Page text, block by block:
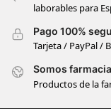
laborables para
Pago 100%
Tarjeta / PayPal /
Somos
Productos de la